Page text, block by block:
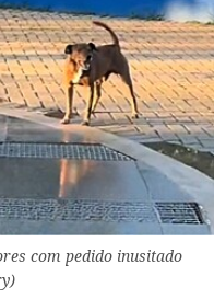
com pedido inusitado